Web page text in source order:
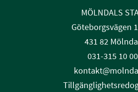
MÖLNDALS
Göteborgsvägen
431 82
031-315 10 00